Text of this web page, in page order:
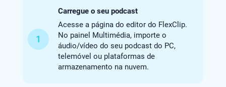
1
Carregue o seu podcast
Acesse a página do editor do FlexClip.
No painel Multimédia, importe o
áudio/vídeo do seu podcast do PC,
telemóvel ou plataformas de
armazenamento na nuvem.